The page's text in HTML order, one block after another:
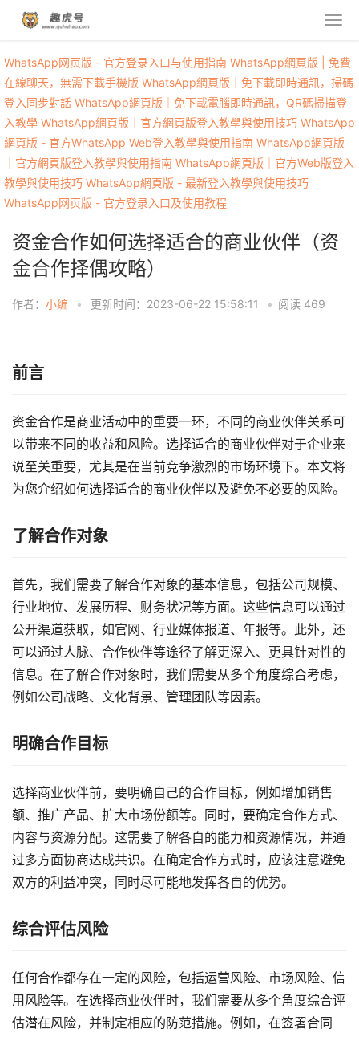
WhatsApp网页版 - 官方登录入口与使用指南 WhatsApp網頁版 | 免費
在線聊天，無需下載手機版 WhatsApp網頁版｜免下載即時通訊，掃碼
登入同步對話 WhatsApp網頁版｜免下載電腦即時通訊，QR碼掃描登
入教學 WhatsApp網頁版｜官方網頁版登入教學與使用技巧 WhatsApp
網頁版 - 官方WhatsApp Web登入教學與使用指南 WhatsApp網頁版
｜官方網頁版登入教學與使用指南 WhatsApp網頁版｜官方Web版登入
教學與使用技巧 WhatsApp網頁版 - 最新登入教學與使用技巧
WhatsApp网页版 - 官方登录入口及使用教程
资金合作如何选择适合的商业伙伴（资
金合作择偶攻略）
作者： 小编 • 更新时间：2023-06-22 15:58:11 • 阅读 469
前言
资金合作是商业活动中的重要一环，不同的商业伙伴关系可
以带来不同的收益和风险。选择适合的商业伙伴对于企业来
说至关重要，尤其是在当前竞争激烈的市场环境下。本文将
为您介绍如何选择适合的商业伙伴以及避免不必要的风险。
了解合作对象
首先，我们需要了解合作对象的基本信息，包括公司规模、
行业地位、发展历程、财务状况等方面。这些信息可以通过
公开渠道获取，如官网、行业媒体报道、年报等。此外，还
可以通过人脉、合作伙伴等途径了解更深入、更具针对性的
信息。在了解合作对象时，我们需要从多个角度综合考虑，
例如公司战略、文化背景、管理团队等因素。
明确合作目标
选择商业伙伴前，要明确自己的合作目标，例如增加销售
额、推广产品、扩大市场份额等。同时，要确定合作方式、
内容与资源分配。这需要了解各自的能力和资源情况，并通
过多方面协商达成共识。在确定合作方式时，应该注意避免
双方的利益冲突，同时尽可能地发挥各自的优势。
综合评估风险
任何合作都存在一定的风险，包括运营风险、市场风险、信
用风险等。在选择商业伙伴时，我们需要从多个角度综合评
估潜在风险，并制定相应的防范措施。例如，在签署合同